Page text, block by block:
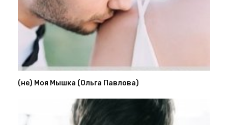
(не) Моя Мышка (Ольга Павлова)